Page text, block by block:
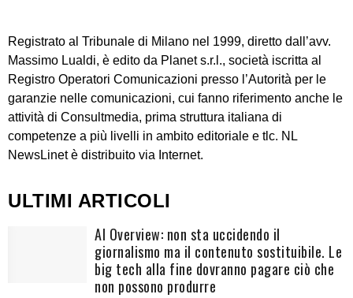
Registrato al Tribunale di Milano nel 1999, diretto dall’avv.
Massimo Lualdi, è edito da Planet s.r.l., società iscritta al
Registro Operatori Comunicazioni presso l’Autorità per le
garanzie nelle comunicazioni, cui fanno riferimento anche le
attività di Consultmedia, prima struttura italiana di
competenze a più livelli in ambito editoriale e tlc. NL
NewsLinet è distribuito via Internet.
ULTIMI ARTICOLI
AI Overview: non sta uccidendo il
giornalismo ma il contenuto sostituibile. Le
big tech alla fine dovranno pagare ciò che
non possono produrre